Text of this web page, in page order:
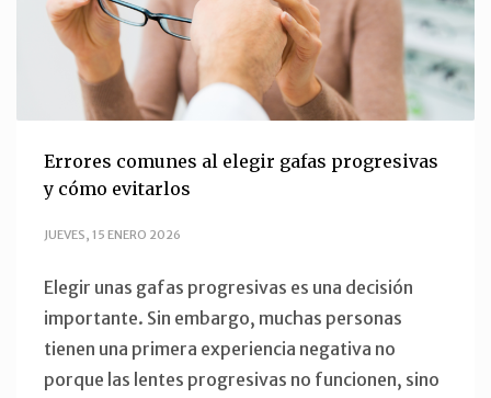
Errores comunes al elegir gafas progresivas
y cómo evitarlos
JUEVES, 15 ENERO 2026
Elegir unas gafas progresivas es una decisión
importante. Sin embargo, muchas personas
tienen una primera experiencia negativa no
porque las lentes progresivas no funcionen, sino